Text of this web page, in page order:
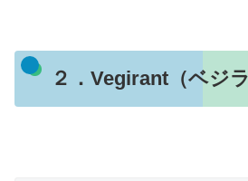
２．Vegirant（ベジラ